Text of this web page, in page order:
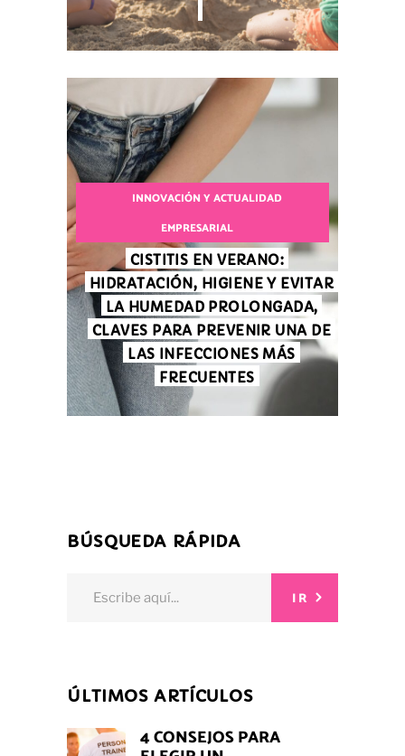
INNOVACIÓN Y ACTUALIDAD
EMPRESARIAL
CISTITIS EN VERANO:
HIDRATACIÓN, HIGIENE Y EVITAR
LA HUMEDAD PROLONGADA,
CLAVES PARA PREVENIR UNA DE
LAS INFECCIONES MÁS
FRECUENTES
BÚSQUEDA RÁPIDA
IR
ÚLTIMOS ARTÍCULOS
4 CONSEJOS PARA